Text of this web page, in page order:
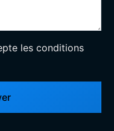
les conditions